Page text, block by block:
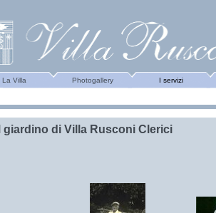
La Villa Photogallery I servizi
Il giardino di Villa Rusconi Clerici